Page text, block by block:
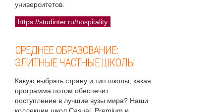
университетов.
https://studinter.ru/hospitality
СРЕДНЕЕ ОБРАЗОВАНИЕ:
ЭЛИТНЫЕ ЧАСТНЫЕ ШКОЛЫ
Какую выбрать страну и тип школы, какая
программа потом обеспечит
поступление в лучшие вузы мира? Наши